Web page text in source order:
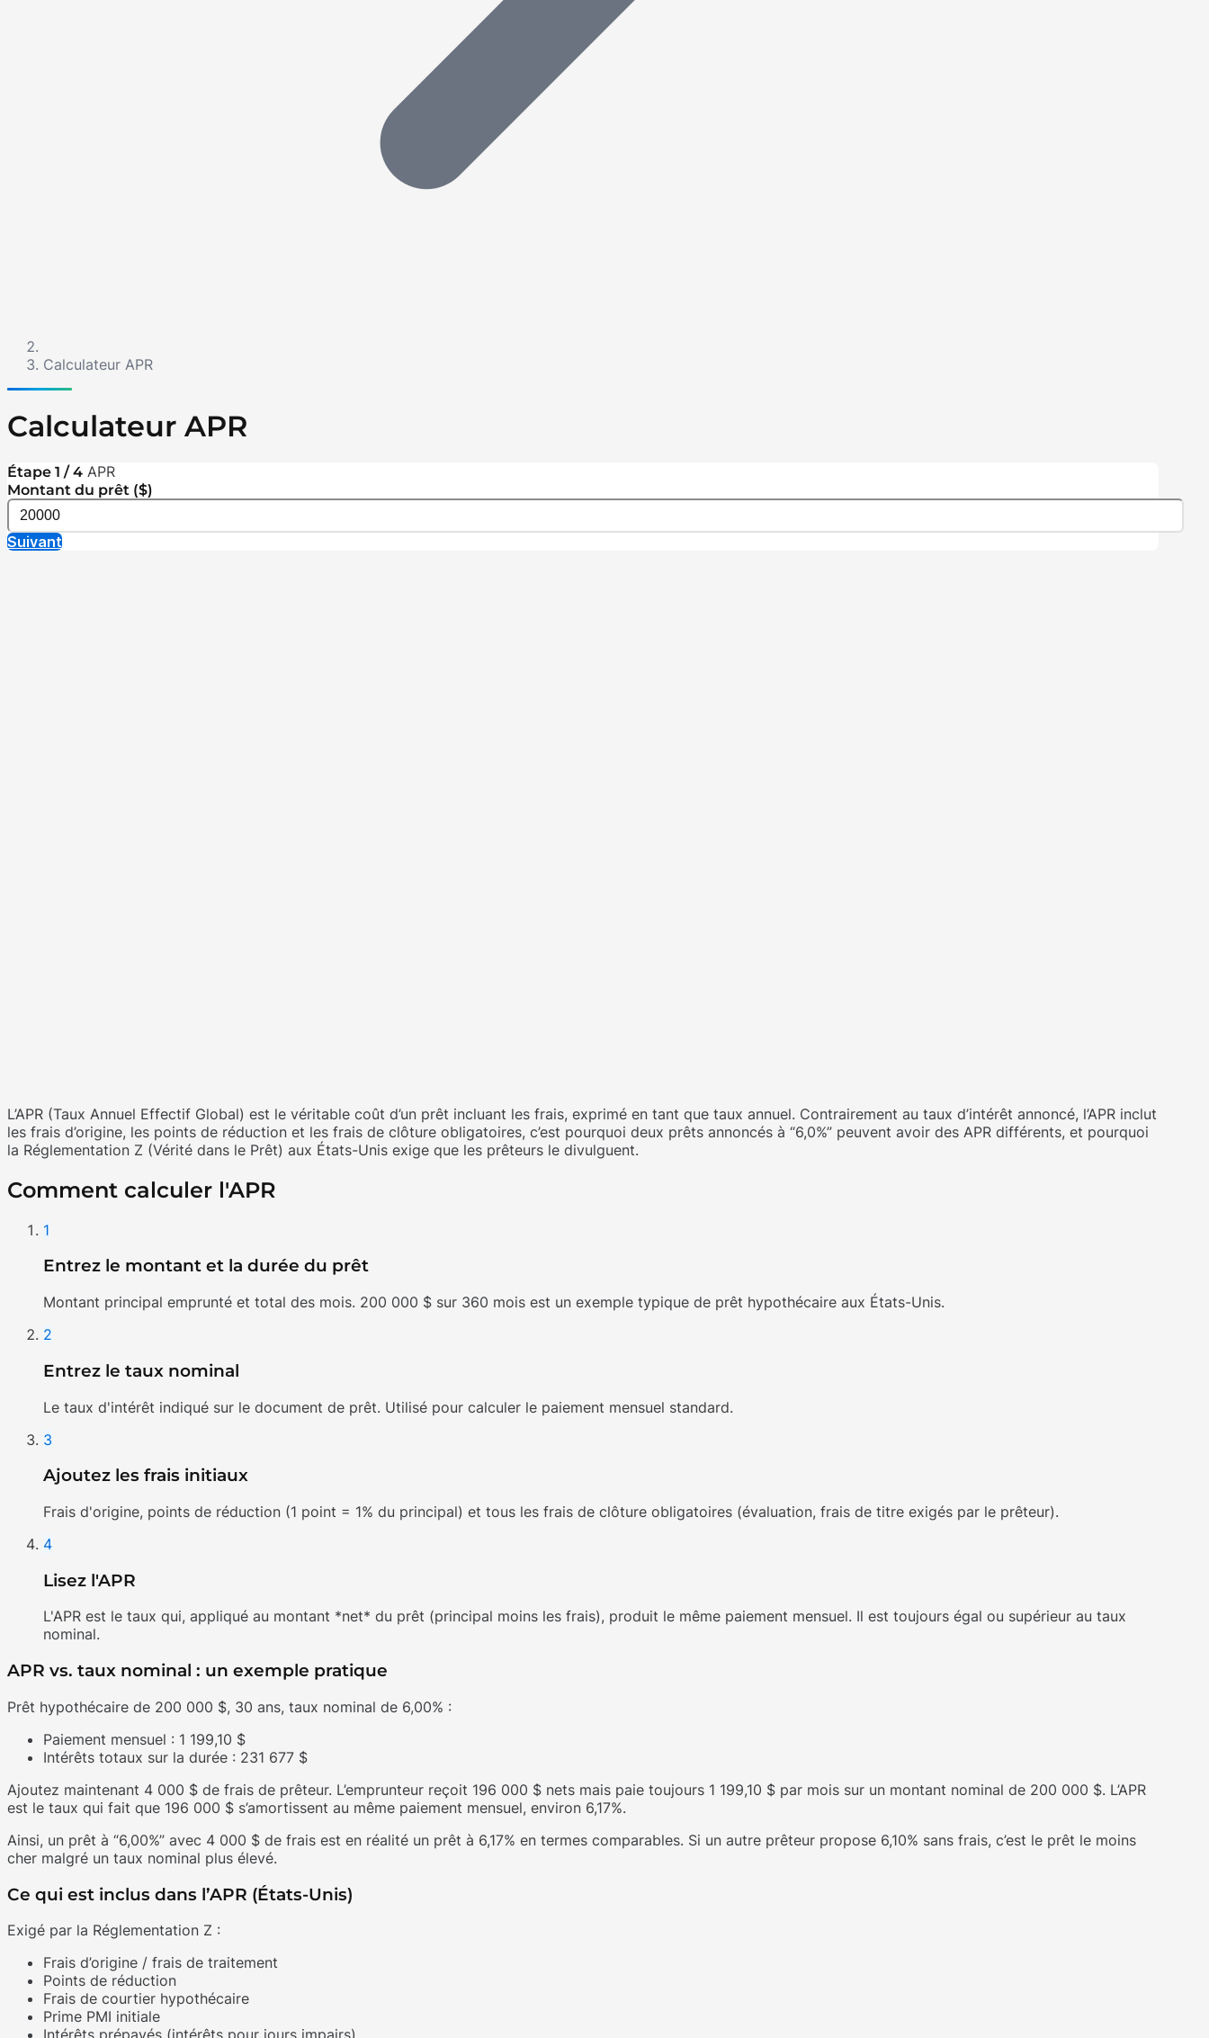
Calculateur APR
Calculateur APR
Étape 1 / 4 APR
Montant du prêt ($)
Suivant
L’APR (Taux Annuel Effectif Global) est le véritable coût d’un prêt incluant les frais, exprimé en tant que taux annuel. Contrairement au taux d’intérêt annoncé, l’APR inclut
les frais d’origine, les points de réduction et les frais de clôture obligatoires, c’est pourquoi deux prêts annoncés à “6,0%” peuvent avoir des APR différents, et pourquoi
la Réglementation Z (Vérité dans le Prêt) aux États-Unis exige que les prêteurs le divulguent.
Comment calculer l'APR
1
Entrez le montant et la durée du prêt
Montant principal emprunté et total des mois. 200 000 $ sur 360 mois est un exemple typique de prêt hypothécaire aux États-Unis.
2
Entrez le taux nominal
Le taux d'intérêt indiqué sur le document de prêt. Utilisé pour calculer le paiement mensuel standard.
3
Ajoutez les frais initiaux
Frais d'origine, points de réduction (1 point = 1% du principal) et tous les frais de clôture obligatoires (évaluation, frais de titre exigés par le prêteur).
4
Lisez l'APR
L'APR est le taux qui, appliqué au montant *net* du prêt (principal moins les frais), produit le même paiement mensuel. Il est toujours égal ou supérieur au taux
nominal.
APR vs. taux nominal : un exemple pratique
Prêt hypothécaire de 200 000 $, 30 ans, taux nominal de 6,00% :
Paiement mensuel : 1 199,10 $
Intérêts totaux sur la durée : 231 677 $
Ajoutez maintenant 4 000 $ de frais de prêteur. L’emprunteur reçoit 196 000 $ nets mais paie toujours 1 199,10 $ par mois sur un montant nominal de 200 000 $. L’APR
est le taux qui fait que 196 000 $ s’amortissent au même paiement mensuel, environ 6,17%.
Ainsi, un prêt à “6,00%” avec 4 000 $ de frais est en réalité un prêt à 6,17% en termes comparables. Si un autre prêteur propose 6,10% sans frais, c’est le prêt le moins
cher malgré un taux nominal plus élevé.
Ce qui est inclus dans l’APR (États-Unis)
Exigé par la Réglementation Z :
Frais d’origine / frais de traitement
Points de réduction
Frais de courtier hypothécaire
Prime PMI initiale